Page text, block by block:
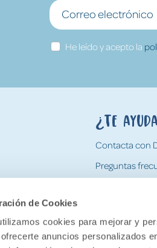
de Cookies
cookies para mejorar y
anuncios personalizados
He leído y acepto la
¿Te
Contacta con
Preguntas
Devoluciones